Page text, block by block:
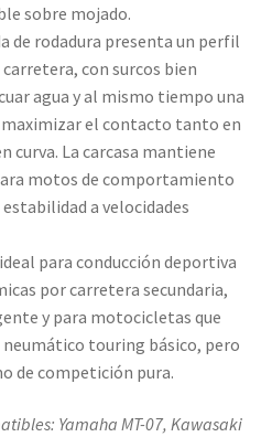
sobre mojado.
de rodadura presenta un perfil
con surcos bien
agua y al mismo tiempo una
el contacto tanto en
curva. La carcasa mantiene
motos de comportamiento
a velocidades
para conducción deportiva
por carretera secundaria,
y para motocicletas que
neumático touring básico, pero
de competición pura.
Yamaha MT-07, Kawasaki